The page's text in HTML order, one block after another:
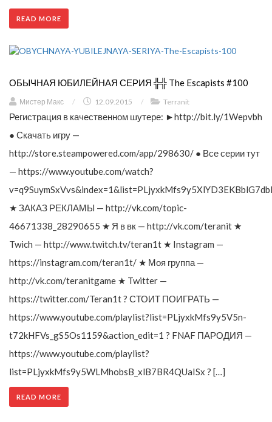
READ MORE
ОБЫЧНАЯ ЮБИЛЕЙНАЯ СЕРИЯ ╬╬ The Escapists #100
Мистер Макс / 12.09.2015 / Terranit
Регистрация в качественном шутере: ►http://bit.ly/1Wepvbh
● Скачать игру —
http://store.steampowered.com/app/298630/ ● Все серии тут
— https://www.youtube.com/watch?
★ ЗАКАЗ РЕКЛАМЫ — http://vk.com/topic-
46671338_28290655 ★ Я в вк — http://vk.com/teranit ★
Twich — http://www.twitch.tv/teran1t ★ Instagram —
https://instagram.com/teran1t/ ★ Моя группа —
http://vk.com/teranitgame ★ Twitter —
https://twitter.com/Teran1t ? СТОИТ ПОИГРАТЬ —
https://www.youtube.com/playlist?list=PLjyxkMfs9y5V5n-
t72kHFVs_gS5Os1159&action_edit=1 ? FNAF ПАРОДИЯ —
https://www.youtube.com/playlist?
list=PLjyxkMfs9y5WLMhobsB_xlB7BR4QUaISx ? […]
READ MORE